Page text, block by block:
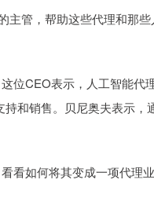
管，帮助这些代理和那些
CEO表示，人工智能代
和销售。贝尼奥夫表示
如何将其变成一项代理